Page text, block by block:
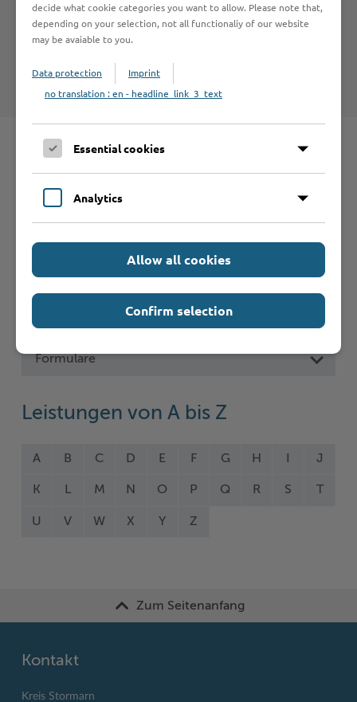
Archiv 2016
Archiv 2015
Schnelleinstieg
Seite auswählen
Online-Services
Formulare
Leistungen von A bis Z
A B C D E F G H J
K L M N O P Q R S
U V W X Y Z
Zum Seitenanfang
Kontakt
Kreis Stormarn
decide what cookie categories you want to allow. Please note that,
depending on your selection, not all functionaliy of our website
may be avaiable to you.
Data protection
Imprint
no translation : en - headline_link_3_text
Essential cookies
Analytics
Allow all cookies
Confirm selection